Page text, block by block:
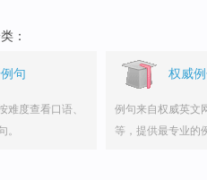
：
句
难度查看口语、
。
权威
例句来自权威英文
等，提供最专业的